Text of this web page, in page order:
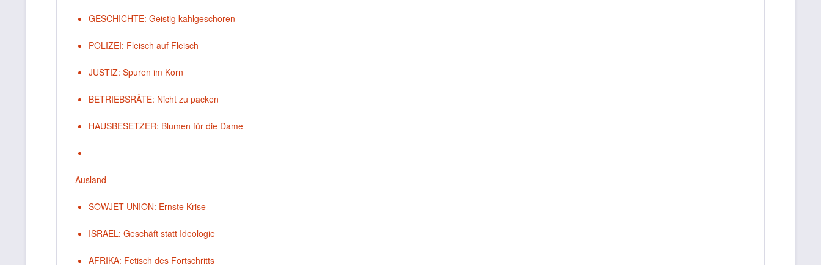
GESCHICHTE: Geistig kahlgeschoren
POLIZEI: Fleisch auf Fleisch
JUSTIZ: Spuren im Korn
BETRIEBSRÄTE: Nicht zu packen
HAUSBESETZER: Blumen für die Dame
Ausland
SOWJET-UNION: Ernste Krise
ISRAEL: Geschäft statt Ideologie
AFRIKA: Fetisch des Fortschritts